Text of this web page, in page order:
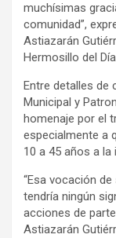
muchísimas
comunidad”,
Astiazarán
Hermosillo del
Entre detalles de
Municipal y
homenaje por el
especialmente a
10 a 45 años a la
“Esa vocación
tendría ningún
acciones de
Astiazarán